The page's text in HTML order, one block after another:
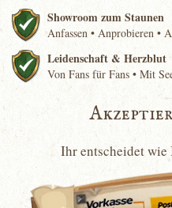
Showroom zum Staunen
Anfassen • Anprobieren •
Leidenschaft & Herzblut
Von Fans für Fans • Mit
Ihr entscheidet wie